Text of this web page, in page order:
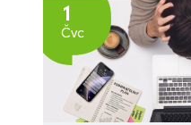
1
Čvc